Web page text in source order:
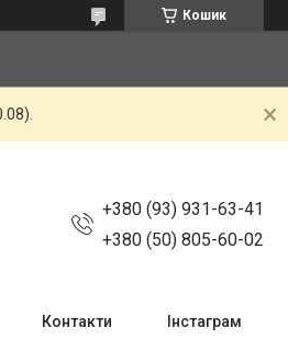
Кошик
+380 (93) 931-63-41
+380 (50) 805-60-02
Контакти Інстаграм